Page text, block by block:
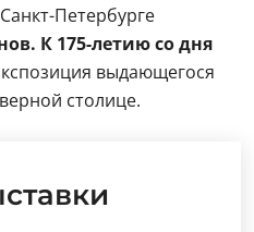
Петербурге
К 175-летию со дня
выдающегося
столице.